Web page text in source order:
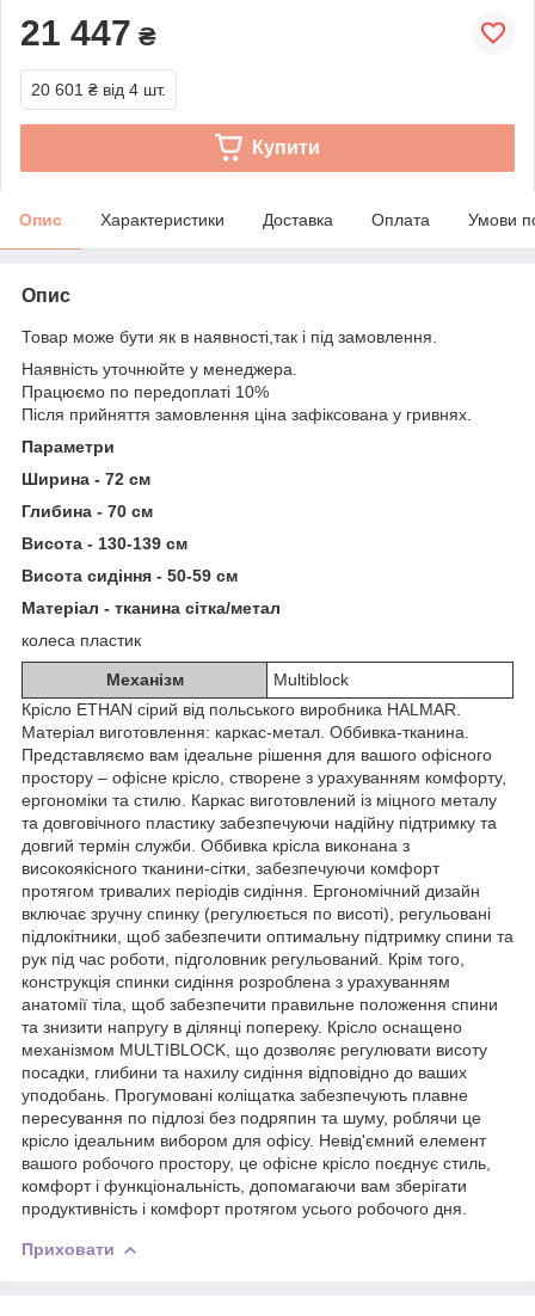
21 447 ₴
20 601 ₴ від 4 шт.
Купити
Опис Характеристики Доставка Оплата Умови
Опис
Товар може бути як в наявності,так і під замовлення.
Наявність уточнюйте у менеджера.
Працюємо по передоплаті 10%
Після прийняття замовлення ціна зафіксована у гривнях.
Параметри
Ширина - 72 см
Глибина - 70 см
Висота - 130-139 см
Висота сидіння - 50-59 см
Матеріал - тканина сітка/метал
колеса пластик
Механізм
Multiblock
Крісло ETHAN сірий від польського виробника HALMAR.
Матеріал виготовлення: каркас-метал. Оббивка-тканина.
Представляємо вам ідеальне рішення для вашого офісного
простору – офісне крісло, створене з урахуванням комфорту,
ергономіки та стилю. Каркас виготовлений із міцного металу
та довговічного пластику забезпечуючи надійну підтримку та
довгий термін служби. Оббивка крісла виконана з
високоякісного тканини-сітки, забезпечуючи комфорт
протягом тривалих періодів сидіння. Ергономічний дизайн
включає зручну спинку (регулюється по висоті), регульовані
підлокітники, щоб забезпечити оптимальну підтримку спини та
рук під час роботи, підголовник регульований. Крім того,
конструкція спинки сидіння розроблена з урахуванням
анатомії тіла, щоб забезпечити правильне положення спини
та знизити напругу в ділянці попереку. Крісло оснащено
механізмом MULTIBLOCK, що дозволяє регулювати висоту
посадки, глибини та нахилу сидіння відповідно до ваших
уподобань. Прогумовані коліщатка забезпечують плавне
пересування по підлозі без подряпин та шуму, роблячи це
крісло ідеальним вибором для офісу. Невід'ємний елемент
вашого робочого простору, це офісне крісло поєднує стиль,
комфорт і функціональність, допомагаючи вам зберігати
продуктивність і комфорт протягом усього робочого дня.
Приховати